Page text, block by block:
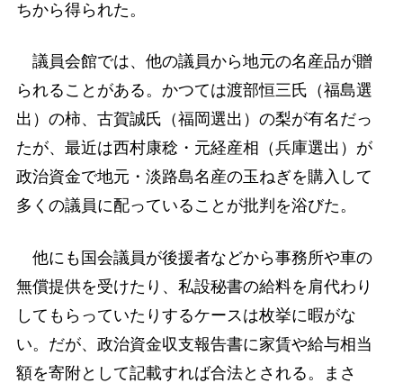
ちから得られた。
議員会館では、他の議員から地元の名産品が贈
られることがある。かつては渡部恒三氏（福島選
出）の柿、古賀誠氏（福岡選出）の梨が有名だっ
たが、最近は西村康稔・元経産相（兵庫選出）が
政治資金で地元・淡路島名産の玉ねぎを購入して
多くの議員に配っていることが批判を浴びた。
他にも国会議員が後援者などから事務所や車の
無償提供を受けたり、私設秘書の給料を肩代わり
してもらっていたりするケースは枚挙に暇がな
い。だが、政治資金収支報告書に家賃や給与相当
額を寄附として記載すれば合法とされる。まさ